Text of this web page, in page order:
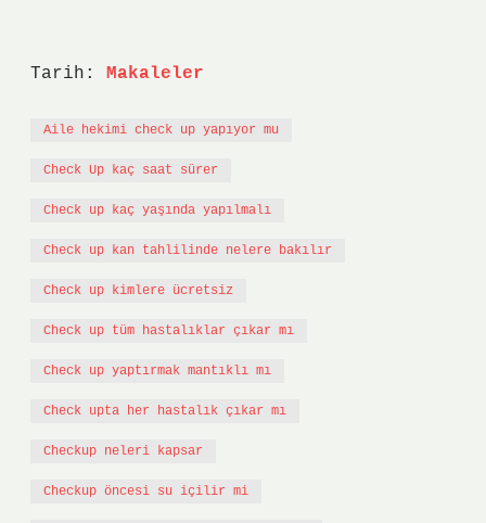
Tarih: Makaleler
Aile hekimi check up yapıyor mu
Check Up kaç saat sürer
Check up kaç yaşında yapılmalı
Check up kan tahlilinde nelere bakılır
Check up kimlere ücretsiz
Check up tüm hastalıklar çıkar mı
Check up yaptırmak mantıklı mı
Check upta her hastalık çıkar mı
Checkup neleri kapsar
Checkup öncesi su içilir mi